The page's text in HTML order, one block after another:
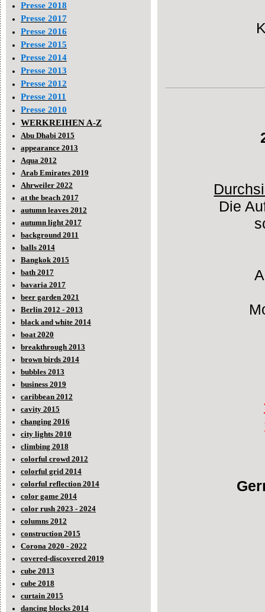
Presse 2018
Presse 2017
Presse 2016
Presse 2015
Presse 2014
Presse 2013
Presse 2012
Presse 2011
Presse 2010
WERKREIHEN A-Z
Abu Dhabi 2015
appearance 2013
Aqua 2012
Arab Emirates 2019
Ahrweiler 2022
at the beach 2017
autumn leaves 2012
autumn light 2017
background 2011
balls 2014
Bangkok 2015
bath 2017
bavaria 2017
beer garden 2021
Berlin 2012 - 2013
black and white 2014
boat 2020
breakthrough 2013
brown birds 2014
bubbles 2013
business 2019
caribbean 2012
cavity 2015
changing 2016
city lights 2010
climbing 2018
colorful crowd 2012
colorful grid 2014
colorful reflection 2014
color game 2014
color rush 2023 - 2024
columns 2012
construction 2015
Corona 2020 - 2022
covered-discovered 2019
cube 2013
cube 2018
curtain 2015
dancing blocks 2014
Die